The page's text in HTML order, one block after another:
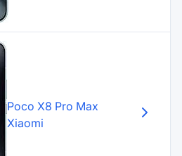
Poco X8 Pro Max
Xiaomi